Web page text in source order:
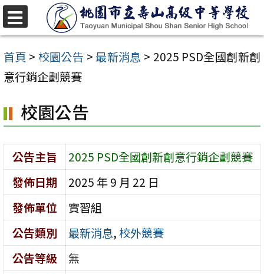
跳
至
主
要
容
區
首頁 > 校園公告 >最新消息 > 2025 PSD全國創新創
意行銷企劃競賽
校園公告
公告主旨
2025 PSD全國創新創意行銷企劃競賽
發佈日期
2025 年 9 月 22 日
發佈單位
實習組
公告類別
最新消息,校外競賽
公告等級
無
選
單